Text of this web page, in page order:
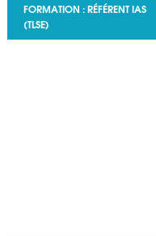
Navigation
FORMATION : RÉFÉRENT IAS
(TLSE)